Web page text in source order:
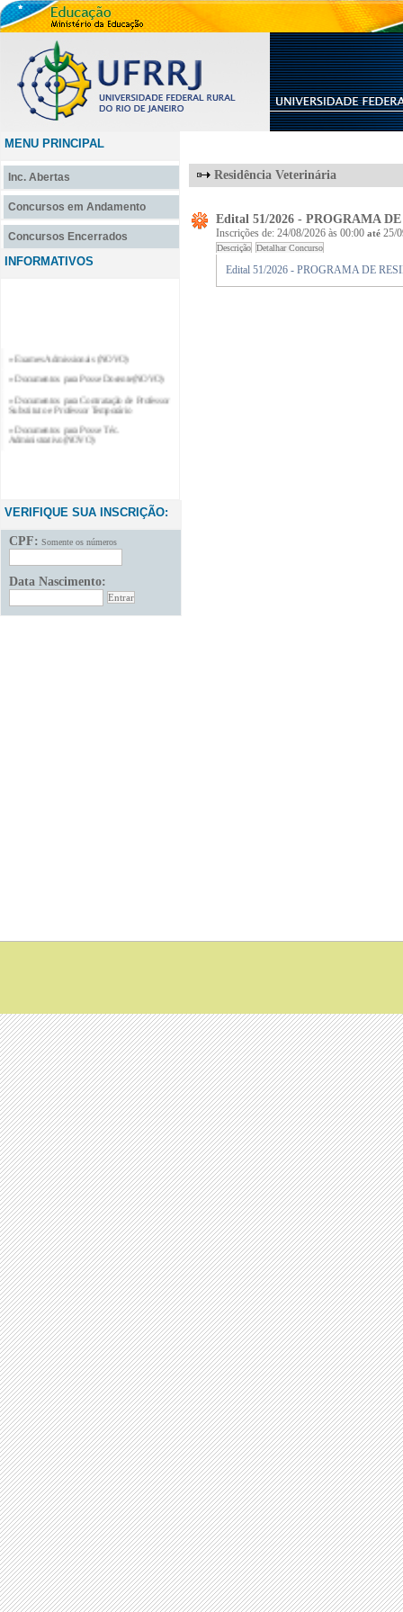
MENU PRINCIPAL
Inc. Abertas
Concursos em Andamento
Concursos Encerrados
INFORMATIVOS
Substituto e Professor Temporário
Administrativo(NOVO)
VERIFIQUE SUA INSCRIÇÃO:
CPF: Somente os números
Data Nascimento:
Residência Veterinária
Edital 51/2026 - PROGRAMA
Inscrições de: 24/08/2026 às 00:00 até 25/
Edital 51/2026 - PROGRAMA DE